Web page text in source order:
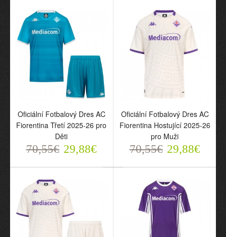
Oficiální Fotbalový Dres
AC Fiorentina Třetí 2025-
26 pro Děti
70,55€ 29,88€
Oficiální Fotbalový Dres
AC Fiorentina Hostující
2025-26 pro Muži
70,55€ 29,88€
Oficiální Fotbalový Dres AC
Fiorentina Třetí 2025-26 pro
Děti
70,55€ 29,88€
Oficiální Fotbalový Dres AC
Fiorentina Hostující 2025-26
pro Muži
70,55€ 29,88€